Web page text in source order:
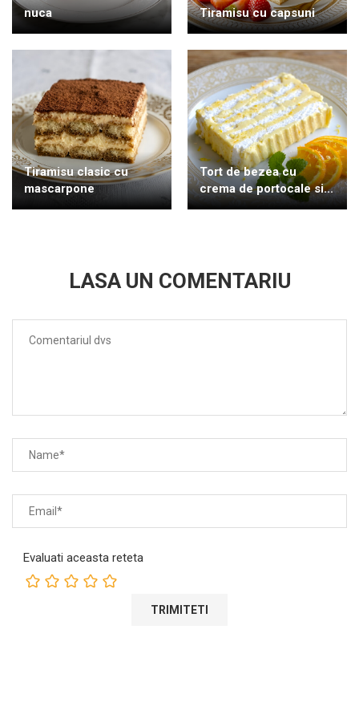
nuca
Tiramisu cu capsuni
Tiramisu clasic cu
mascarpone
Tort de bezea cu
crema de portocale si...
LASA UN COMENTARIU
Evaluati aceasta reteta